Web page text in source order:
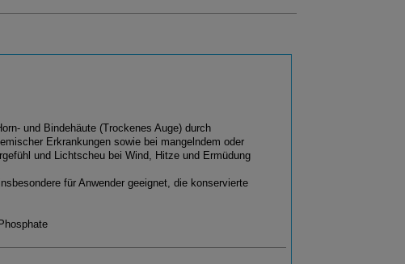
und Bindehäute (Trockenes Auge) durch
Erkrankungen sowie bei mangelndem oder
und Lichtscheu bei Wind, Hitze und Ermüdung
für Anwender geeignet, die konservierte